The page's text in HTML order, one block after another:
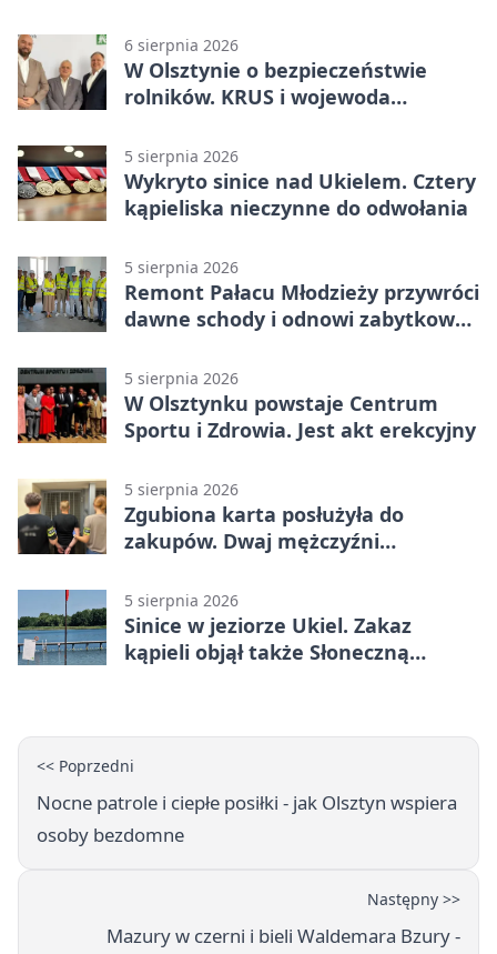
6 sierpnia 2026
W Olsztynie o bezpieczeństwie
rolników. KRUS i wojewoda
5 sierpnia 2026
Wykryto sinice nad Ukielem. Cztery
kąpieliska nieczynne do odwołania
5 sierpnia 2026
Remont Pałacu Młodzieży przywróci
dawne schody i odnowi zabytkowy
5 sierpnia 2026
W Olsztynku powstaje Centrum
Sportu i Zdrowia. Jest akt erekcyjny
5 sierpnia 2026
Zgubiona karta posłużyła do
zakupów. Dwaj mężczyźni
5 sierpnia 2026
Sinice w jeziorze Ukiel. Zakaz
kąpieli objął także Słoneczną
<< Poprzedni
Nocne patrole i ciepłe posiłki - jak Olsztyn wspiera
osoby bezdomne
Następny >>
Mazury w czerni i bieli Waldemara Bzury -